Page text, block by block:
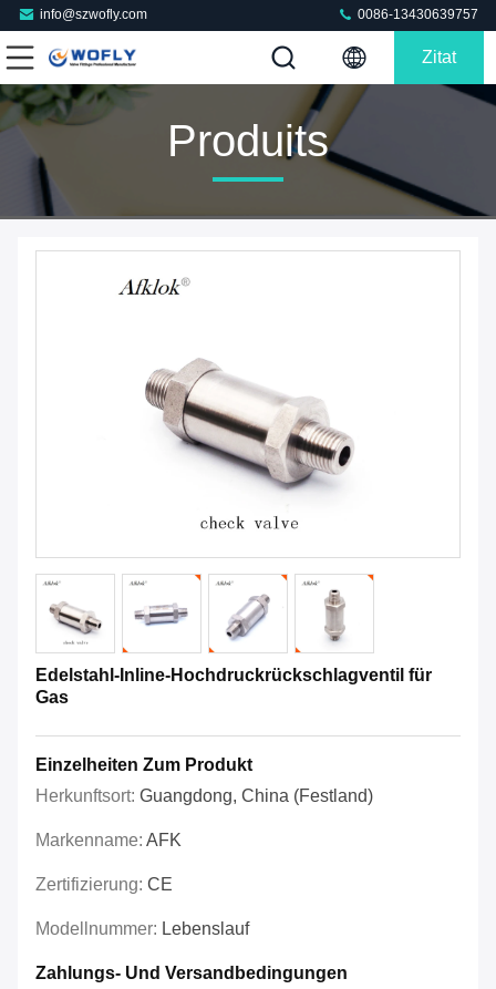
info@szwofly.com 0086-13430639757
Zitat
Produits
Edelstahl-Inline-Hochdruckrückschlagventil für
Gas
Einzelheiten Zum Produkt
Herkunftsort: Guangdong, China (Festland)
Markenname: AFK
Zertifizierung: CE
Modellnummer: Lebenslauf
Zahlungs- Und Versandbedingungen